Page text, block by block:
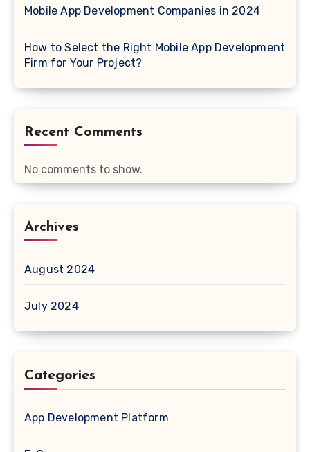
Mobile App Development Companies in 2024
How to Select the Right Mobile App Development
Firm for Your Project?
Recent Comments
No comments to show.
Archives
August 2024
July 2024
Categories
App Development Platform